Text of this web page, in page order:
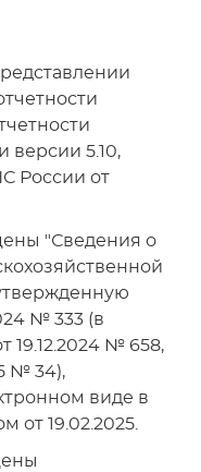
версии 5.10,
России от
"Сведения о
№ 333 (в
19.12.2024 № 658,
№ 34),
виде в
от 19.02.2025.